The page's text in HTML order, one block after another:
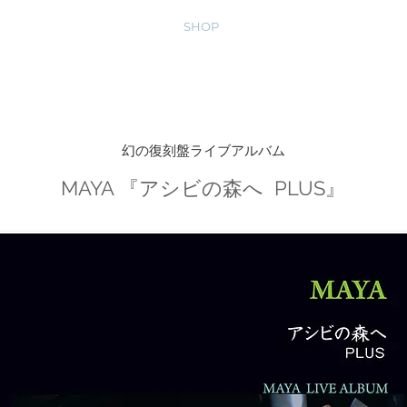
SHOP
幻の復刻盤ライブアルバム
MAYA 『アシビの森へ PLUS』